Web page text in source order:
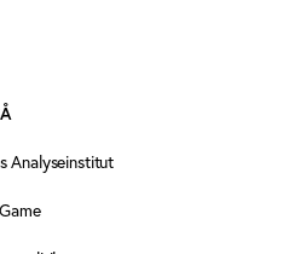
Analyseinstitut